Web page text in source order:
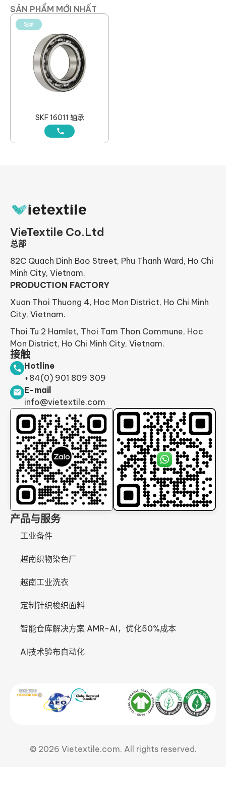
SẢN PHẨM MỚI NHẤT
轴承
SKF 16011 轴承
VieTextile Co.Ltd
总部
82C Quach Dinh Bao Street, Phu Thanh Ward, Ho Chi
Minh City, Vietnam.
PRODUCTION FACTORY
Xuan Thoi Thuong 4, Hoc Mon District, Ho Chi Minh
City, Vietnam.
Thoi Tu 2 Hamlet, Thoi Tam Thon Commune, Hoc
Mon District, Ho Chi Minh City, Vietnam.
接触
Hotline
+84(0) 901 809 309
E-mail
info@vietextile.com
产品与服务
工业备件
越南织物染色厂
越南工业洗衣
定制针织梭织面料
智能仓库解决方案 AMR-AI，优化50%成本
AI技术验布自动化
© 2026 Vietextile.com. All rights reserved.